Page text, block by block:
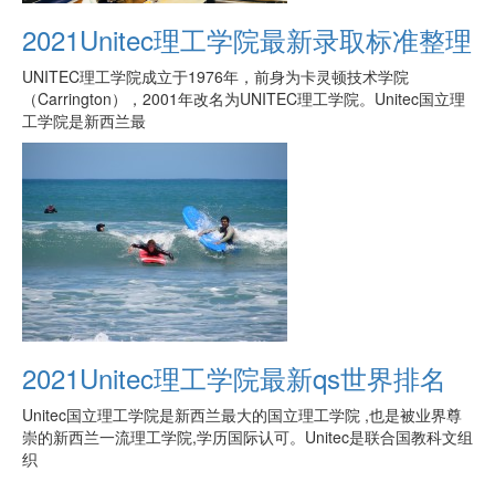
2021Unitec理工学院最新录取标准整理
UNITEC理工学院成立于1976年，前身为卡灵顿技术学院
（Carrington），2001年改名为UNITEC理工学院。Unitec国立理
工学院是新西兰最
2021Unitec理工学院最新qs世界排名
Unitec国立理工学院是新西兰最大的国立理工学院 ,也是被业界尊
崇的新西兰一流理工学院,学历国际认可。Unitec是联合国教科文组
织